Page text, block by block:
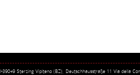
I-39049 Sterzing Vipiteno (BZ), Deutschhausstraße 11 Via della